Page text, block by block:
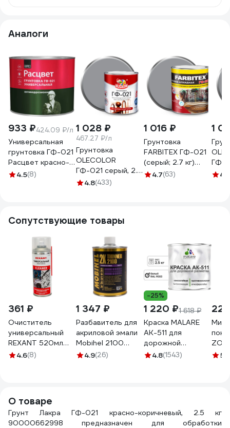
Аналоги
933 ₽424.09 ₽/л
Универсальная
грунтовка ГФ-021
Расцвет красно-
коричневая, 2.2 кг
4.5(8)
1 028 ₽
467.27 ₽/л
Грунтовка
OLECOLOR
ГФ-021 серый, 2.2
кг 4300003712
4.8(433)
1 016 ₽
Грунтовка
FARBITEX ГФ-021
(серый; 2.7 кг)
4300002080
4.7(63)
1
ГФ-
4.8
Сопутствующие товары
361 ₽
Очиститель
универсальный
REXANT 520мл
(400мл), аэрозоль
4.6(8)
1 347 ₽
Разбавитель для
акриловой эмали
Mobihel 2100
(банка; 500 мл)
4.9(26)
-25%
1 220 ₽1 618 ₽
Краска MALARE
АК-511 для
дорожной
разметки, белая
4.8(1543)
с 5
О товаре
Грунт Лакра ГФ-021 красно-коричневый, 2.5 кг
90000662998 предназначен для обработки